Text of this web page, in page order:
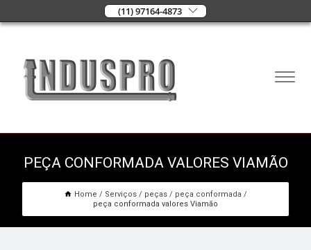
(11) 97164-4873
PEÇA CONFORMADA VALORES VIAMÃO
Home Serviços peças
peça conformada
peça conformada valores Viamão